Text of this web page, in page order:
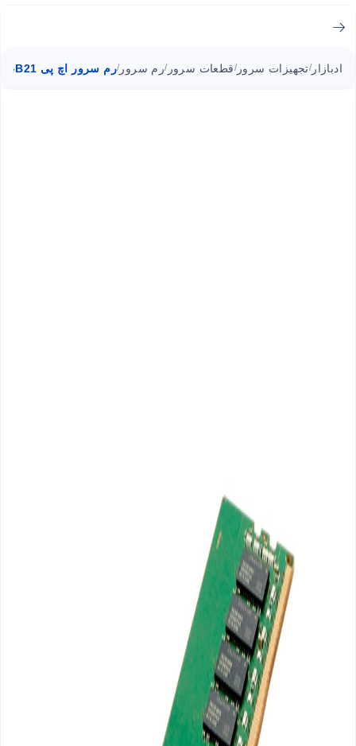
ادبازار /تجهیزات سرور/قطعات سرور /رم سرور /رم سرور اچ پی 64GB (1x64GB) Quad Rank x4 DDR4-2933 CAS-21-21-21 P00926-B21